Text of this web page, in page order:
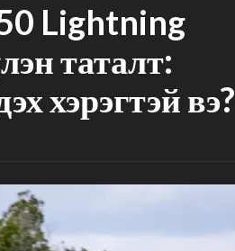
Lightning
таталт:
хэрэгтэй вэ?